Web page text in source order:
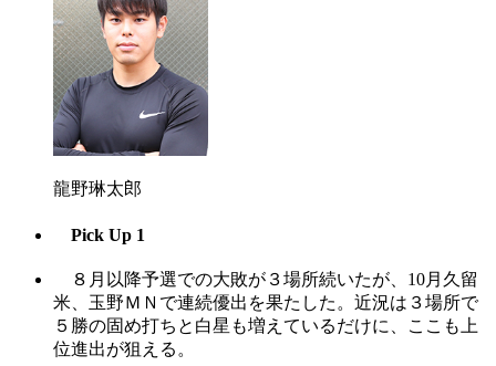
龍野琳太郎
Pick Up 1
８月以降予選での大敗が３場所続いたが、10月久留
米、玉野ＭＮで連続優出を果たした。近況は３場所で
５勝の固め打ちと白星も増えているだけに、ここも上
位進出が狙える。